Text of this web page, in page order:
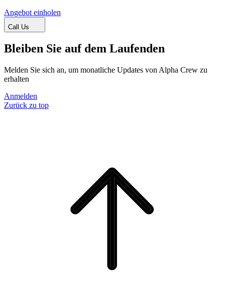
Angebot einholen
Call Us
Bleiben Sie auf dem Laufenden
Melden Sie sich an, um monatliche Updates von Alpha Crew zu
erhalten
Anmelden
Zurück zu top